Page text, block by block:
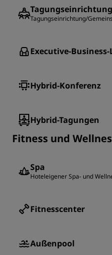
Tagungseinrichtung/
Executive-
Hybrid-Konferenz
Hybrid-Tagungen
Fitness und
Spa
Hoteleigener Spa- und
Fitnesscenter
Außenpool